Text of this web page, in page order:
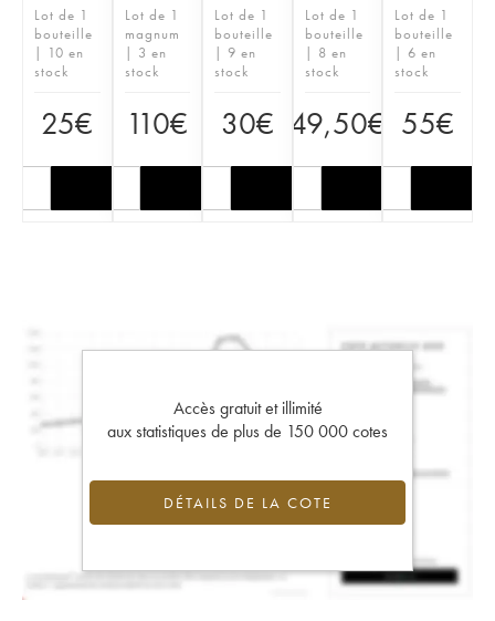
Lot de 1
bouteille
| 10 en
stock
25€
Lot de 1
magnum
| 3 en
stock
110€
Lot de 1
bouteille
| 9 en
stock
30€
Lot de 1
bouteille
| 8 en
stock
49,50€
Lot de 1
bouteille
| 6 en
stock
55€
Accès gratuit et illimité
aux statistiques de plus de 150 000 cotes
DÉTAILS DE LA COTE